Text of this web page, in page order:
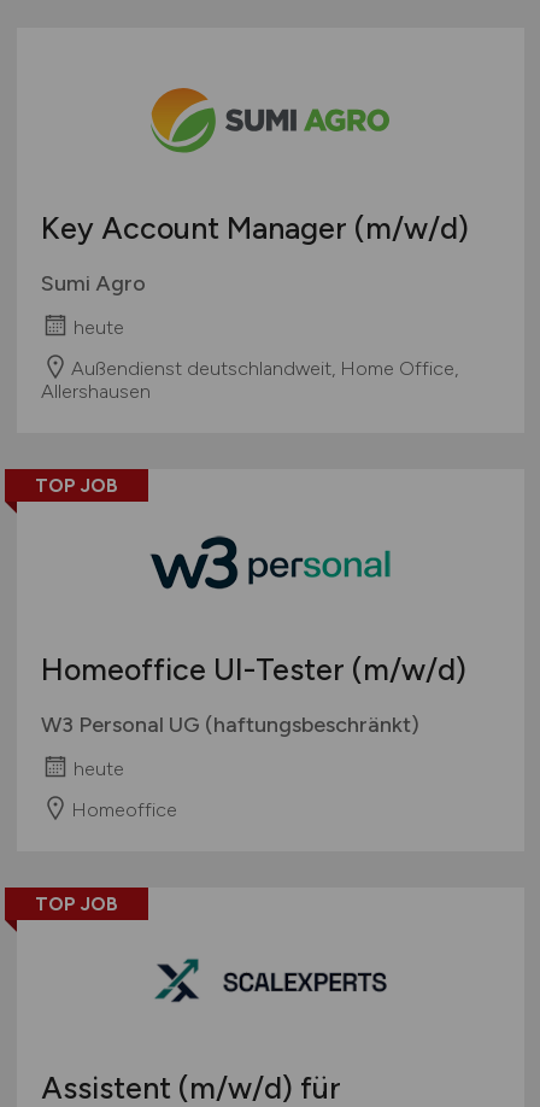
Key Account Manager (m/w/d)
Sumi Agro
heute
Außendienst deutschlandweit, Home Office,
Allershausen
TOP JOB
Homeoffice UI-Tester (m/w/d)
W3 Personal UG (haftungsbeschränkt)
heute
Homeoffice
TOP JOB
Assistent (m/w/d) für